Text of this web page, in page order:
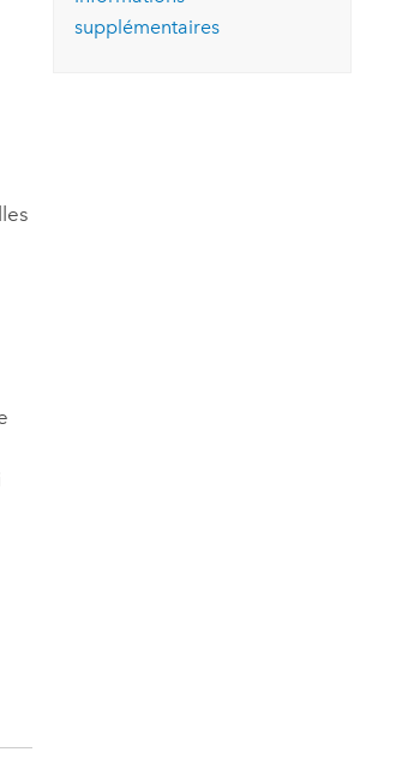
essai gratuit.
Explorer ce cours
Lire le récitsupplémentaires